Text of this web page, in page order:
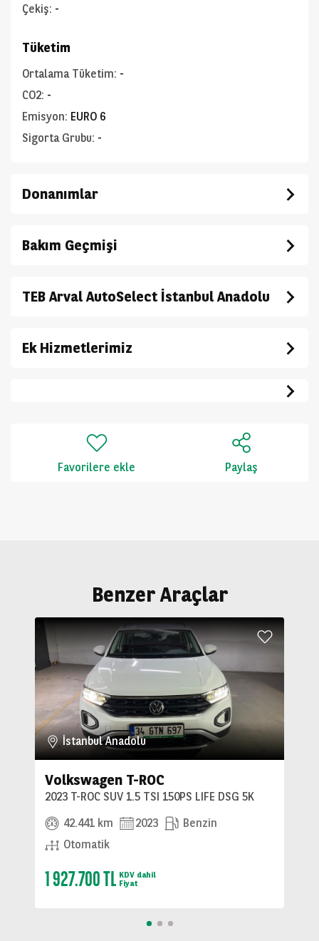
Çekiş: -
Tüketim
Ortalama Tüketim: -
CO2: -
Emisyon: EURO 6
Sigorta Grubu: -
Donanımlar
Bakım Geçmişi
TEB Arval AutoSelect İstanbul Anadolu
Ek Hizmetlerimiz
Favorilere ekle Paylaş
Benzer Araçlar
İstanbul Anadolu
Volkswagen T-ROC
2023 T-ROC SUV 1.5 TSI 150PS LIFE DSG 5K
42.441 km
2023
Benzin
Otomatik
1 927.700 TL KDV dahil
Fiyat